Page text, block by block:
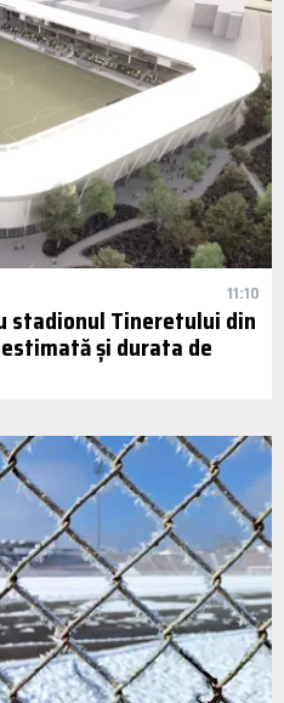
11:10
stadionul Tineretului din
și durata de